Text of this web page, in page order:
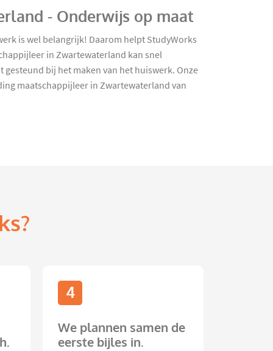
- Onderwijs op maat
is wel belangrijk! Daarom helpt StudyWorks
in Zwartewaterland kan snel
bij het maken van het huiswerk. Onze
maatschappijleer in Zwartewaterland van
4
We plannen samen de
eerste bijles in.